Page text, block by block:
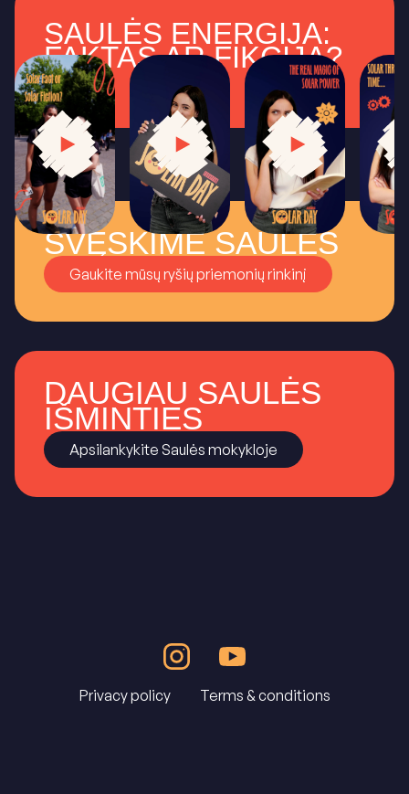
SAULĖS ENERGIJA:
FAKTAS AR FIKCIJA?
ŠVĘSKIME SAULĖS
Gaukite mūsų ryšių priemonių rinkinį
DAUGIAU SAULĖS
IŠMINTIES
Apsilankykite Saulės mokykloje
Privacy policy Terms & conditions